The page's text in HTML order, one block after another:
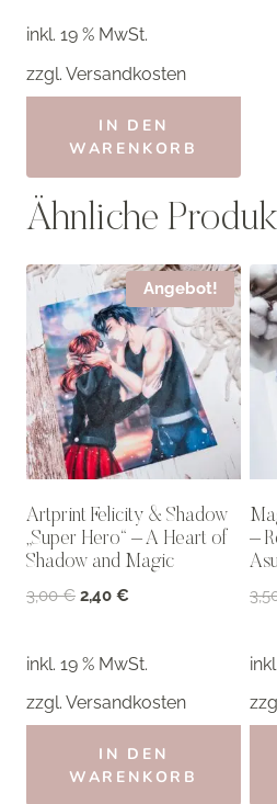
3,50 €2,80 €.
inkl. 19 % MwSt.
zzgl. Versandkosten
IN DEN
WARENKORB
Ähnliche
Angebot!
Artprint Felicity & Shadow
„Super Hero“ – A Heart of
Shadow and Magic
3,00€ Ursprünglicher
3,00 €
2,40 €
2,40 €.
inkl. 19 % MwSt.
zzgl. Versandkosten
IN DEN
WARENKORB
–